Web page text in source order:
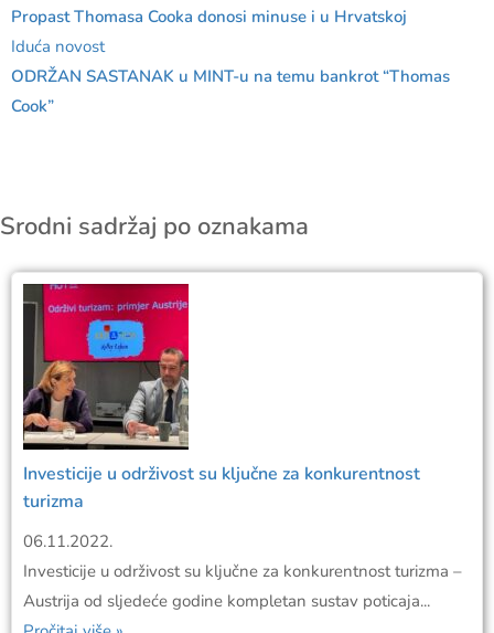
Propast Thomasa Cooka donosi minuse i u Hrvatskoj
Iduća novost
ODRŽAN SASTANAK u MINT-u na temu bankrot “Thomas
Cook”
Srodni sadržaj po oznakama
Investicije u održivost su ključne za konkurentnost
turizma
06.11.2022.
Investicije u održivost su ključne za konkurentnost turizma –
Austrija od sljedeće godine kompletan sustav poticaja...